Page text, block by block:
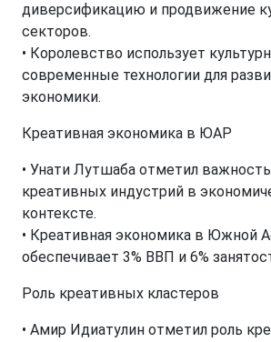
диверсификацию и продвижение
секторов.
• Королевство использует
современные технологии для
экономики.
Креативная экономика в ЮАР
• Унати Лутшаба отметил
креативных индустрий в
контексте.
• Креативная экономика в Южной
обеспечивает 3% ВВП и 6%
Роль креативных кластеров
• Амир Идиатулин отметил роль